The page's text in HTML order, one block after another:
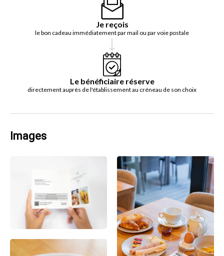
Je reçois
le bon cadeau immédiatement par mail ou par voie postale
Le bénéficiaire réserve
directement auprès de l'établissement au créneau de son choix
Images